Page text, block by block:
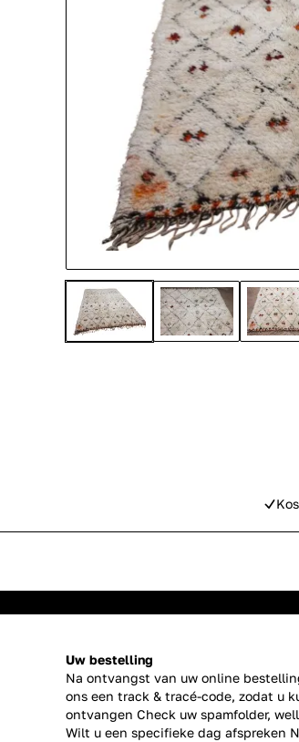
Uw bestelling
Na ontvangst van uw online
ons een track & tracé-code, zodat u
ontvangen Check uw spamfolder,
Wilt u een specifieke dag afspreken